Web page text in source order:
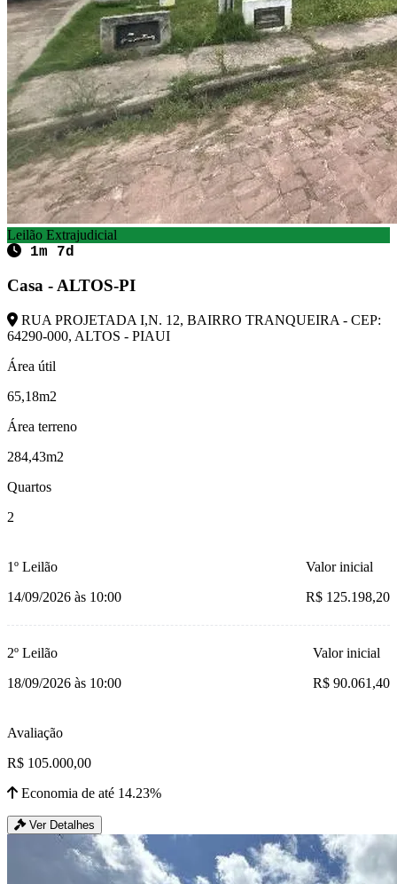
Leilão Extrajudicial
1m 7d
Casa - ALTOS-PI
RUA PROJETADA I,N. 12, BAIRRO TRANQUEIRA - CEP:
64290-000, ALTOS - PIAUI
Área útil
65,18m2
Área terreno
284,43m2
Quartos
2
1º Leilão
14/09/2026 às 10:00
Valor inicial
R$ 125.198,20
2º Leilão
18/09/2026 às 10:00
Valor inicial
R$ 90.061,40
Avaliação
R$ 105.000,00
Economia de até 14.23%
Ver Detalhes